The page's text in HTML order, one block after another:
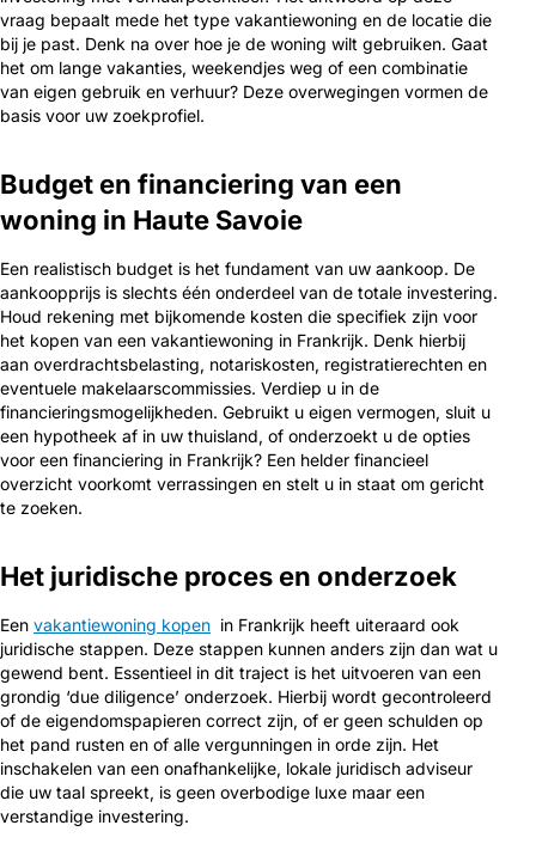
vraag bepaalt mede het type vakantiewoning en de locatie die
bij je past. Denk na over hoe je de woning wilt gebruiken. Gaat
het om lange vakanties, weekendjes weg of een combinatie
van eigen gebruik en verhuur? Deze overwegingen vormen de
basis voor uw zoekprofiel.
Budget en financiering van een
woning in Haute Savoie
Een realistisch budget is het fundament van uw aankoop. De
aankoopprijs is slechts één onderdeel van de totale investering.
Houd rekening met bijkomende kosten die specifiek zijn voor
het kopen van een vakantiewoning in Frankrijk. Denk hierbij
aan overdrachtsbelasting, notariskosten, registratierechten en
eventuele makelaarscommissies. Verdiep u in de
financieringsmogelijkheden. Gebruikt u eigen vermogen, sluit u
een hypotheek af in uw thuisland, of onderzoekt u de opties
voor een financiering in Frankrijk? Een helder financieel
overzicht voorkomt verrassingen en stelt u in staat om gericht
te zoeken.
Het juridische proces en onderzoek
Een vakantiewoning kopen in Frankrijk heeft uiteraard ook
juridische stappen. Deze stappen kunnen anders zijn dan wat u
gewend bent. Essentieel in dit traject is het uitvoeren van een
grondig ‘due diligence’ onderzoek. Hierbij wordt gecontroleerd
of de eigendomspapieren correct zijn, of er geen schulden op
het pand rusten en of alle vergunningen in orde zijn. Het
inschakelen van een onafhankelijke, lokale juridisch adviseur
die uw taal spreekt, is geen overbodige luxe maar een
verstandige investering.